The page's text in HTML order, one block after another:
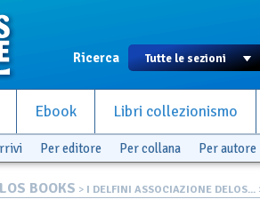
Ricerca
Ebook Libri collezionismo
Per editore Per collana Per autore
BOOKS > I DELFINI ASSOCIAZIONE DELOS...